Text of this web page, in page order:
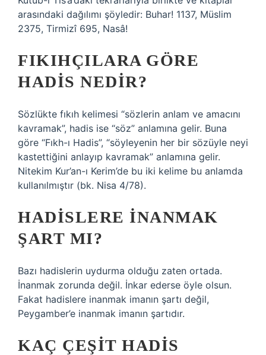
arasındaki dağılımı şöyledir: Buhar! 1137, Müslim
2375, Tirmizî 695, Nasâ!
FIKIHÇILARA GÖRE
HADIS NEDIR?
Sözlükte fıkıh kelimesi “sözlerin anlam ve amacını
kavramak”, hadis ise “söz” anlamına gelir. Buna
göre “Fıkh-ı Hadis”, “söyleyenin her bir sözüyle neyi
kastettiğini anlayıp kavramak” anlamına gelir.
Nitekim Kur’an-ı Kerim’de bu iki kelime bu anlamda
kullanılmıştır (bk. Nisa 4/78).
HADISLERE INANMAK
ŞART MI?
Bazı hadislerin uydurma olduğu zaten ortada.
İnanmak zorunda değil. İnkar ederse öyle olsun.
Fakat hadislere inanmak imanın şartı değil,
Peygamber’e inanmak imanın şartıdır.
KAÇ ÇEŞIT HADIS